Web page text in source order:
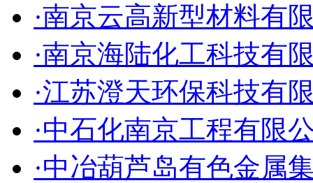
·南京云高新型材料有
·南京海陆化工科技有
·江苏澄天环保科技有
·中石化南京工程有限
·中冶葫芦岛有色金属